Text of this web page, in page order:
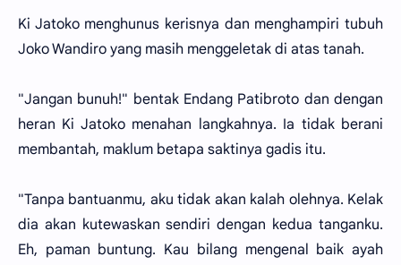
Ki Jatoko menghunus kerisnya dan menghampiri tubuh
Joko Wandiro yang masih menggeletak di atas tanah.
"Jangan bunuh!" bentak Endang Patibroto dan dengan
heran Ki Jatoko menahan langkahnya. Ia tidak berani
membantah, maklum betapa saktinya gadis itu.
"Tanpa bantuanmu, aku tidak akan kalah olehnya. Kelak
dia akan kutewaskan sendiri dengan kedua tanganku.
Eh, paman buntung. Kau bilang mengenal baik ayah